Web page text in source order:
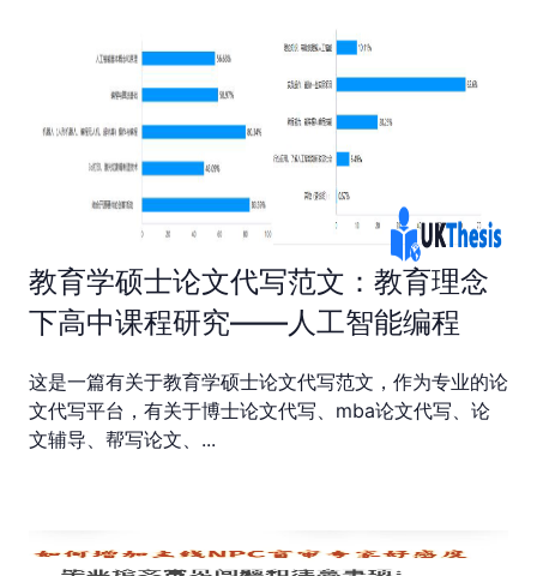
教育学硕士论文代写范文：教育理念
下高中课程研究——人工智能编程
​这是一篇有关于教育学硕士论文代写范文，作为专业的论
文代写平台，有关于博士论文代写、mba论文代写、论
文辅导、帮写论文、...